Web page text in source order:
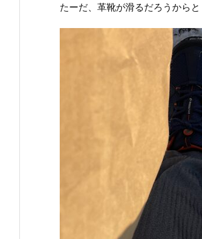
たーだ、革靴が滑るだろうからと